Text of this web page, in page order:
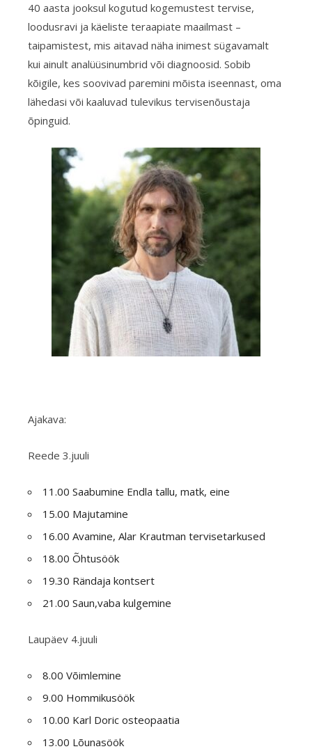
40 aasta jooksul kogutud kogemustest tervise,
loodusravi ja käeliste teraapiate maailmast –
taipamistest, mis aitavad näha inimest sügavamalt
kui ainult analüüsinumbrid või diagnoosid. Sobib
kõigile, kes soovivad paremini mõista iseennast, oma
lähedasi või kaaluvad tulevikus tervisenõustaja
õpinguid.
Ajakava:
Reede 3.juuli
11.00 Saabumine Endla tallu, matk, eine
15.00 Majutamine
16.00 Avamine, Alar Krautman tervisetarkused
18.00 Õhtusöök
19.30 Rändaja kontsert
21.00 Saun,vaba kulgemine
Laupäev 4.juuli
8.00 Võimlemine
9.00 Hommikusöök
10.00 Karl Doric osteopaatia
13.00 Lõunasöök